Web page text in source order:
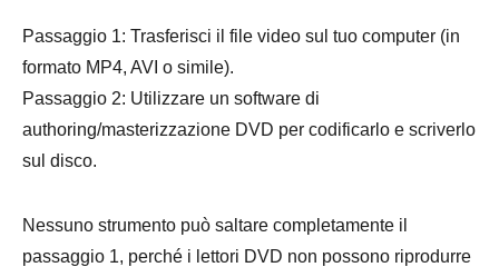
Passaggio 1: Trasferisci il file video sul tuo computer (in
formato MP4, AVI o simile).
Passaggio 2: Utilizzare un software di
authoring/masterizzazione DVD per codificarlo e scriverlo
sul disco.
Nessuno strumento può saltare completamente il
passaggio 1, perché i lettori DVD non possono riprodurre